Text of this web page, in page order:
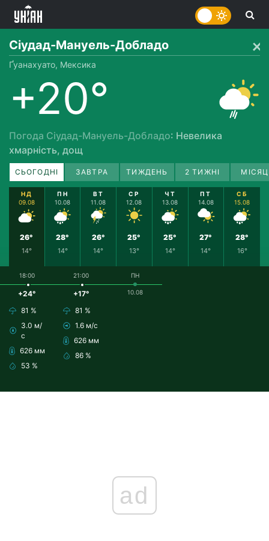
Сіудад-Мануель-Добладо
Ґуанахуато, Мексика
+20°
Погода Сіудад-Мануель-Добладо: Невелика
хмарність, дощ
СЬОГОДНІ ЗАВТРА ТИЖДЕНЬ 2 ТИЖНІ
НД
09.08
26°
14°
ПН
10.08
28°
14°
ВТ
11.08
26°
14°
СР
12.08
25°
13°
ЧТ
13.08
25°
14°
ПТ
14.08
27°
14°
СБ
15.08
28°
16°
18:00
+24°
81 %
3.0 м/
с
626 мм
53 %
21:00
+17°
81 %
1.6 м/с
626 мм
86 %
ПН
10.08
ad